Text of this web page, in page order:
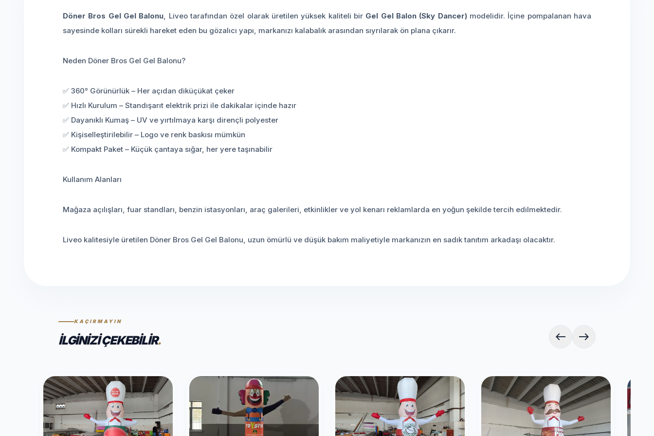
Döner Bros Gel Gel Balonu, Liveo tarafından özel olarak üretilen yüksek kaliteli bir Gel Gel Balon (Sky Dancer)modelidir. İçine pompalanan hava
sayesinde kolları sürekli hareket eden bu gözalıcı yapı, markanızı kalabalık arasından sıyrılarak ön plana çıkarır.
Neden Döner Bros Gel Gel Balonu?
✅ 360° Görünürlük – Her açıdan diküçükat çeker
✅ Hızlı Kurulum – Standışarıt elektrik prizi ile dakikalar içinde hazır
✅ Dayanıklı Kumaş – UV ve yırtılmaya karşı dirençli polyester
✅ Kişiselleştirilebilir – Logo ve renk baskısı mümkün
✅ Kompakt Paket – Küçük çantaya sığar, her yere taşınabilir
Kullanım Alanları
Mağaza açılışları, fuar standları, benzin istasyonları, araç galerileri, etkinlikler ve yol kenarı reklamlarda en yoğun şekilde tercih edilmektedir.
Liveo kalitesiyle üretilen Döner Bros Gel Gel Balonu, uzun ömürlü ve düşük bakım maliyetiyle markanızın en sadık tanıtım arkadaşı olacaktır.
KAÇIRMAYIN
İLGINIZI ÇEKEBILIR. west east